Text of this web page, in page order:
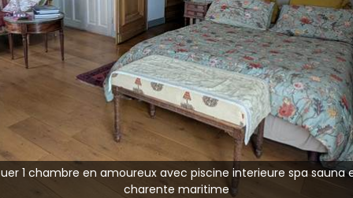
1 chambre en amoureux avec piscine interieure spa sauna
charente maritime